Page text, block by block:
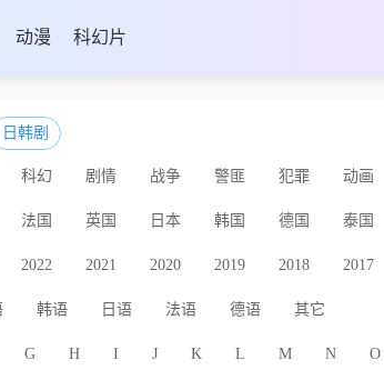
动漫 科幻片
日韩剧
科幻 剧情 战争 警匪 犯罪 动画
法国 英国 日本 韩国 德国 泰国
2022 2021 2020 2019 2018 2017
韩语 日语 法语 德语 其它
G H I J K L M N O